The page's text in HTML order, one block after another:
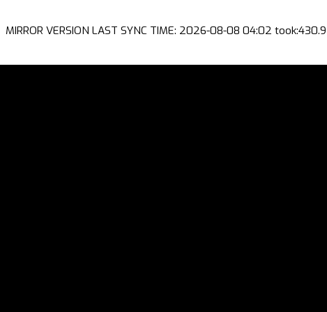
MIRROR VERSION LAST SYNC TIME: 2026-08-08 04:02